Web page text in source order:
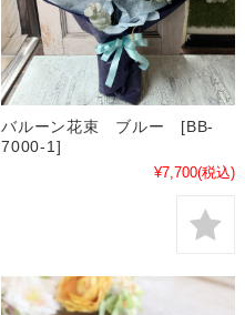
バルーン花束 ブルー [BB-
7000-1]
¥7,700(税込)